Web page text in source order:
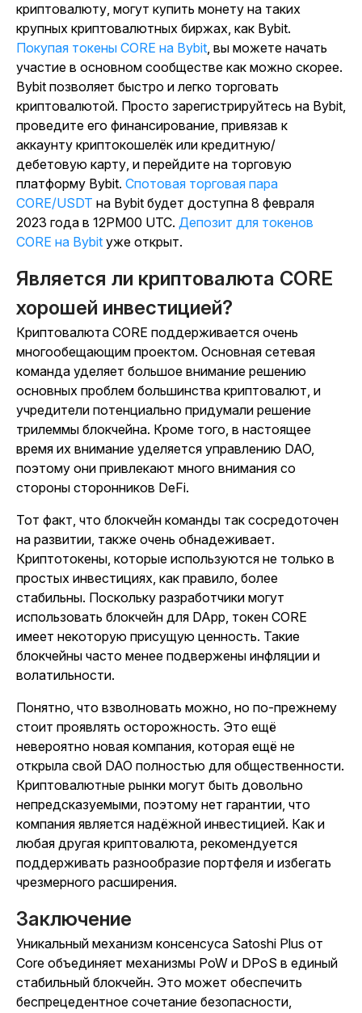
криптовалюту, могут купить монету на таких
крупных криптовалютных биржах, как Bybit.
Покупая токены CORE на Bybit, вы можете начать
участие в основном сообществе как можно скорее.
Bybit позволяет быстро и легко торговать
криптовалютой. Просто зарегистрируйтесь на Bybit,
проведите его финансирование, привязав к
аккаунту криптокошелёк или кредитную/
дебетовую карту, и перейдите на торговую
платформу Bybit. Спотовая торговая пара
CORE/USDT на Bybit будет доступна 8 февраля
2023 года в 12PM00 UTC. Депозит для токенов
CORE на Bybit уже открыт.
Является ли криптовалюта CORE
хорошей инвестицией?
Криптовалюта CORE поддерживается очень
многообещающим проектом. Основная сетевая
команда уделяет большое внимание решению
основных проблем большинства криптовалют, и
учредители потенциально придумали решение
трилеммы блокчейна. Кроме того, в настоящее
время их внимание уделяется управлению DAO,
поэтому они привлекают много внимания со
стороны сторонников DeFi.
Тот факт, что блокчейн команды так сосредоточен
на развитии, также очень обнадеживает.
Криптотокены, которые используются не только в
простых инвестициях, как правило, более
стабильны. Поскольку разработчики могут
использовать блокчейн для DApp, токен CORE
имеет некоторую присущую ценность. Такие
блокчейны часто менее подвержены инфляции и
волатильности.
Понятно, что взволновать можно, но по-прежнему
стоит проявлять осторожность. Это ещё
невероятно новая компания, которая ещё не
открыла свой DAO полностью для общественности.
Криптовалютные рынки могут быть довольно
непредсказуемыми, поэтому нет гарантии, что
компания является надёжной инвестицией. Как и
любая другая криптовалюта, рекомендуется
поддерживать разнообразие портфеля и избегать
чрезмерного расширения.
Заключение
Уникальный механизм консенсуса Satoshi Plus от
Core объединяет механизмы PoW и DPoS в единый
стабильный блокчейн. Это может обеспечить
беспрецедентное сочетание безопасности,